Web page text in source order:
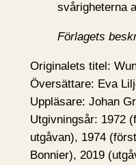
svårigheterna
Förlagets
Originalets titel:
Översättare: Eva
Uppläsare: Johan
Utgivningsår: 1972
utgåvan), 1974
Bonnier), 2019